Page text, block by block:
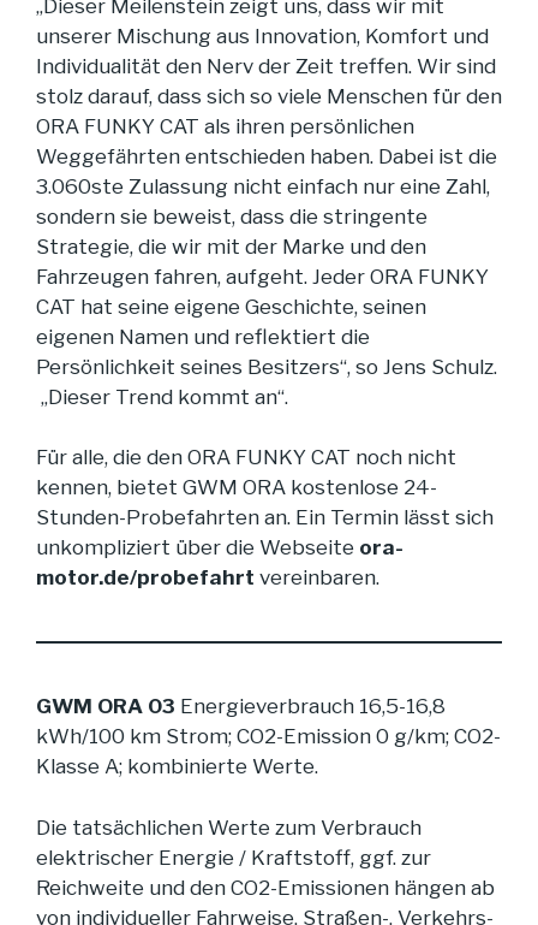
„Dieser Meilenstein zeigt uns, dass wir mit
unserer Mischung aus Innovation, Komfort und
Individualität den Nerv der Zeit treffen. Wir sind
stolz darauf, dass sich so viele Menschen für den
ORA FUNKY CAT als ihren persönlichen
Weggefährten entschieden haben. Dabei ist die
3.060ste Zulassung nicht einfach nur eine Zahl,
sondern sie beweist, dass die stringente
Strategie, die wir mit der Marke und den
Fahrzeugen fahren, aufgeht. Jeder ORA FUNKY
CAT hat seine eigene Geschichte, seinen
eigenen Namen und reflektiert die
Persönlichkeit seines Besitzers“, so Jens Schulz.
„Dieser Trend kommt an“.
Für alle, die den ORA FUNKY CAT noch nicht
kennen, bietet GWM ORA kostenlose 24-
Stunden-Probefahrten an. Ein Termin lässt sich
unkompliziert über die Webseite ora-
motor.de/probefahrt vereinbaren.
GWM ORA 03 Energieverbrauch 16,5-16,8
kWh/100 km Strom; CO2-Emission 0 g/km; CO2-
Klasse A; kombinierte Werte.
Die tatsächlichen Werte zum Verbrauch
elektrischer Energie / Kraftstoff, ggf. zur
Reichweite und den CO2-Emissionen hängen ab
von individueller Fahrweise, Straßen-, Verkehrs-